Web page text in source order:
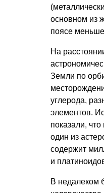
основном из
поясе
На
Земли по
углерода,
элементов.
показали,
один из
содержит
и
В недалеком